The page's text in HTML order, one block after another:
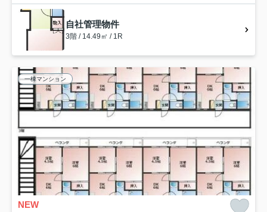
自社管理物件
3階 / 14.49㎡ / 1R
一棟マンション
NEW